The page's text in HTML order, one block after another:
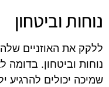
נוחות וביטחון
ללקק את האוזניים
נוחות וביטחון. בדומה
שמיכה יכולים להרגיע